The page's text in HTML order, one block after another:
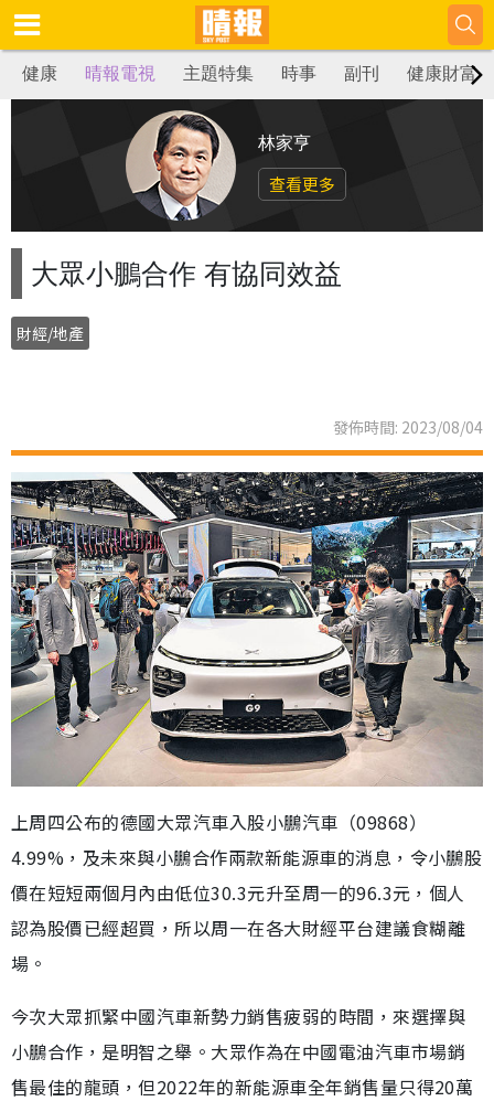
健康 晴報電視 主題特集 時事 副刊 健康財富
林家亨
查看更多
大眾小鵬合作 有協同效益
財經/地產
發佈時間: 2023/08/04
上周四公布的德國大眾汽車入股小鵬汽車（09868）
4.99%，及未來與小鵬合作兩款新能源車的消息，令小鵬股
價在短短兩個月內由低位30.3元升至周一的96.3元，個人
認為股價已經超買，所以周一在各大財經平台建議食糊離
場。
今次大眾抓緊中國汽車新勢力銷售疲弱的時間，來選擇與
小鵬合作，是明智之舉。大眾作為在中國電油汽車市場銷
售最佳的龍頭，但2022年的新能源車全年銷售量只得20萬